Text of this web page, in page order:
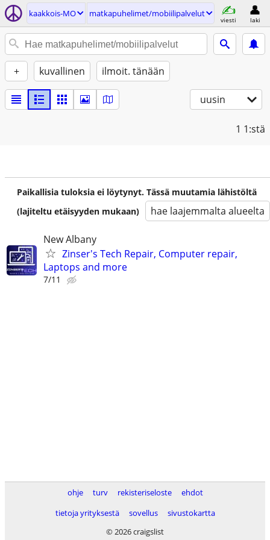
kaakkois-MO matkapuhelimet/mobiilipalvelut
viesti laki
+ kuvallinen ilmoit. tänään
uusin
1 1:stä
Paikallisia tuloksia ei löytynyt. Tässä muutamia lähistöltä
(lajiteltu etäisyyden mukaan)
hae laajemmalta alueelta
New Albany
Zinser's Tech Repair, Computer repair,
Laptops and more
7/11
ohje turv rekisteriseloste
ehdot
tietoja yrityksestä
sovellus
sivustokartta
© 2026 craigslist